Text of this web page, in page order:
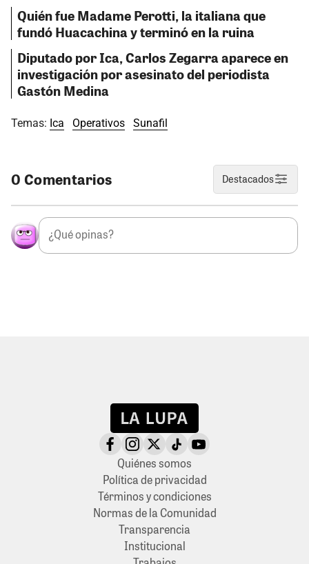
Quién fue Madame Perotti, la italiana que
fundó Huacachina y terminó en la ruina
Diputado por Ica, Carlos Zegarra aparece en
investigación por asesinato del periodista
Gastón Medina
Temas: Ica Operativos Sunafil
0 Comentarios Destacados
Quiénes somos
Política de privacidad
Términos y condiciones
Normas de la Comunidad
Transparencia
Institucional